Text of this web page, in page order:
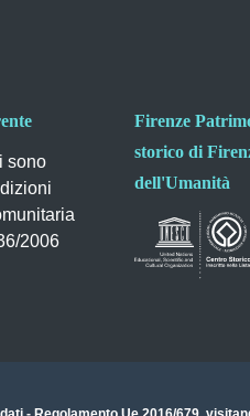
sono
2006
Firenze
storico di
dell'Umanità